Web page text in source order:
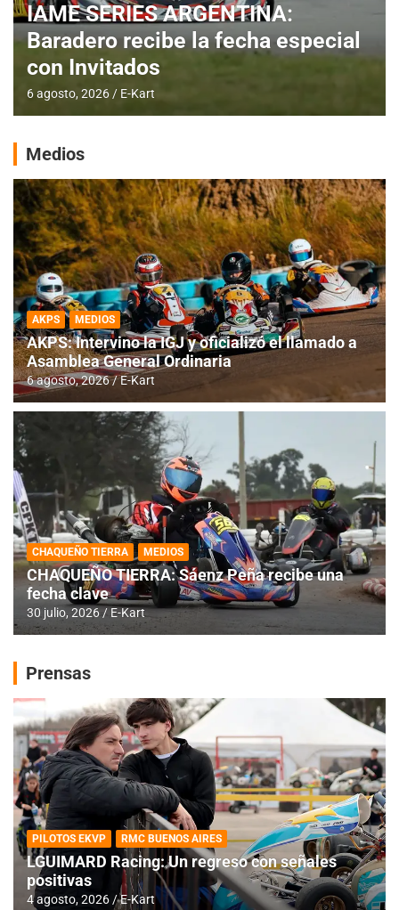
IAME SERIES ARGENTINA:
Baradero recibe la fecha especial
con Invitados
6 agosto, 2026 E-Kart
Medios
AKPS MEDIOS
AKPS: Intervino la IGJ y oficializó el llamado a
Asamblea General Ordinaria
6 agosto, 2026 E-Kart
CHAQUEÑO TIERRA MEDIOS
CHAQUEÑO TIERRA: Sáenz Peña recibe una
fecha clave
30 julio, 2026 E-Kart
Prensas
PILOTOS EKVP RMC BUENOS AIRES
LGUIMARD Racing: Un regreso con señales
positivas
4 agosto, 2026 E-Kart